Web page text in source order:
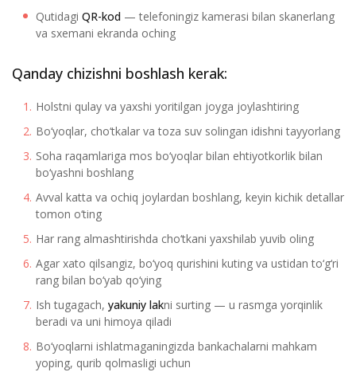
Qutidagi QR-kod — telefoningiz kamerasi bilan skanerlang
va sxemani ekranda oching
Qanday chizishni boshlash kerak:
Holstni qulay va yaxshi yoritilgan joyga joylashtiring
Bo‘yoqlar, cho‘tkalar va toza suv solingan idishni tayyorlang
Soha raqamlariga mos bo‘yoqlar bilan ehtiyotkorlik bilan
bo‘yashni boshlang
Avval katta va ochiq joylardan boshlang, keyin kichik detallar
tomon o‘ting
Har rang almashtirishda cho‘tkani yaxshilab yuvib oling
Agar xato qilsangiz, bo‘yoq qurishini kuting va ustidan to‘g‘ri
rang bilan bo‘yab qo‘ying
Ish tugagach, yakuniy lakni surting — u rasmga yorqinlik
beradi va uni himoya qiladi
Bo‘yoqlarni ishlatmaganingizda bankachalarni mahkam
yoping, qurib qolmasligi uchun